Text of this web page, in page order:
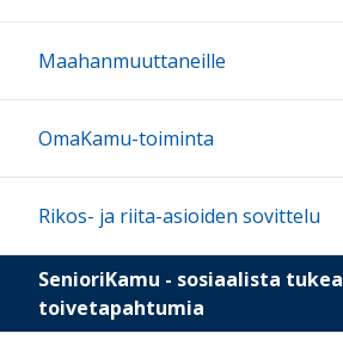
Maahanmuuttaneille
OmaKamu-toiminta
Rikos- ja riita-asioiden sovittelu
SenioriKamu - sosiaalista
toivetapahtumia